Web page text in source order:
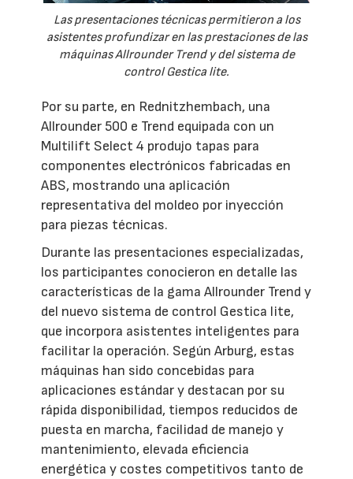
Las presentaciones técnicas permitieron a los
asistentes profundizar en las prestaciones de las
máquinas Allrounder Trend y del sistema de
control Gestica lite.
Por su parte, en Rednitzhembach, una
Allrounder 500 e Trend equipada con un
Multilift Select 4 produjo tapas para
componentes electrónicos fabricadas en
ABS, mostrando una aplicación
representativa del moldeo por inyección
para piezas técnicas.
Durante las presentaciones especializadas,
los participantes conocieron en detalle las
características de la gama Allrounder Trend y
del nuevo sistema de control Gestica lite,
que incorpora asistentes inteligentes para
facilitar la operación. Según Arburg, estas
máquinas han sido concebidas para
aplicaciones estándar y destacan por su
rápida disponibilidad, tiempos reducidos de
puesta en marcha, facilidad de manejo y
mantenimiento, elevada eficiencia
energética y costes competitivos tanto de